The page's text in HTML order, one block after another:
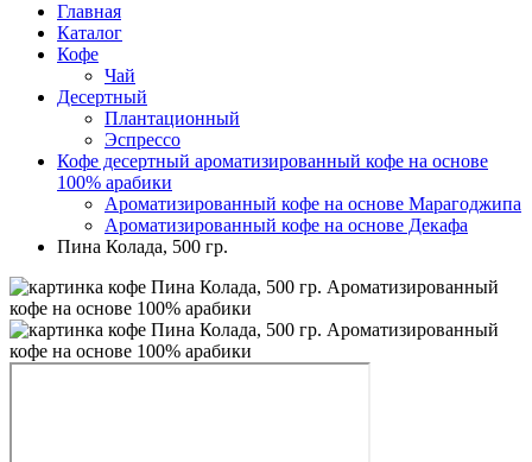
Главная
Каталог
Кофе
Чай
Десертный
Плантационный
Эспрессо
Кофе десертный ароматизированный кофе на основе
100% арабики
Ароматизированный кофе на основе Марагоджипа
Ароматизированный кофе на основе Декафа
Пина Колада, 500 гр.